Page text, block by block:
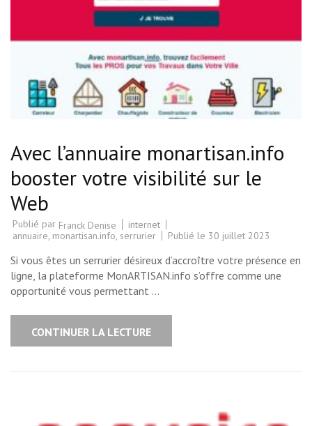
Avec l’annuaire monartisan.info
booster votre visibilité sur le
Web
Publié par Franck Denise
internet
annuaire, monartisan.info, serrurier Publié le 30 juillet 2023
Si vous êtes un serrurier désireux d’accroître votre présence en
ligne, la plateforme MonARTISAN.info s’offre comme une
opportunité vous permettant …
CONTINUER LA LECTURE